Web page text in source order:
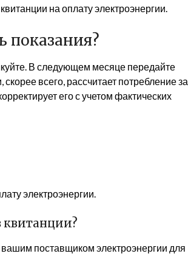
на оплату электроэнергии.
показания?
В следующем месяце передайте
всего, рассчитает потребление за
его с учетом фактических
электроэнергии.
квитанции?
поставщиком электроэнергии для